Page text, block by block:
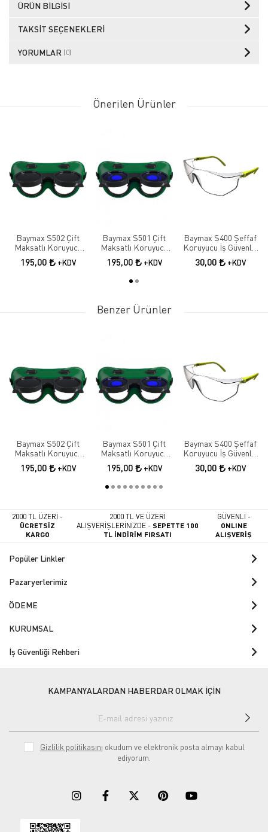
ÜRÜN BILGISI
TAKSIT SEÇENEKLERI
YORUMLAR (0)
Önerilen Ürünler
Baymax S502 Çift
Maksatlı Koruyucu
Kaynak Gözlüğü |
Tam Kapalı İş
195,00 +KDV
Baymax S501 Çift
Maksatlı Koruyucu
Kaynak Gözlüğü |
Tam Kapalı İş
195,00 +KDV
Baymax S400 Şeffaf
Koruyucu İş Güvenlik
Gözlüğü
30,00 +KDV
Benzer Ürünler
Baymax S502 Çift
Maksatlı Koruyucu
Kaynak Gözlüğü |
Tam Kapalı İş
195,00 +KDV
Baymax S501 Çift
Maksatlı Koruyucu
Kaynak Gözlüğü |
Tam Kapalı İş
195,00 +KDV
Baymax S400 Şeffaf
Koruyucu İş Güvenlik
Gözlüğü
30,00 +KDV
2000 TL ÜZERİ -
ÜCRETSİZ
KARGO
2000 TL VE ÜZERİ
ALIŞVERİŞLERİNİZDE -SEPETTE 100
TL İNDİRİM FIRSATI
GÜVENLİ -
ONLINE
ALIŞVERİŞ
Popüler Linkler
Pazaryerlerimiz
ÖDEME
KURUMSAL
İş Güvenliği Rehberi
KAMPANYALARDAN HABERDAR OLMAK İÇİN
Gizlilik politikasını okudum ve elektronik posta almayı kabul
ediyorum.